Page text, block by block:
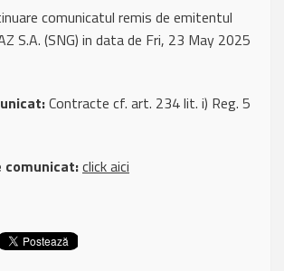
comunicatul remis de emitentul
S.A. (SNG) in data de Fri, 23 May 2025
Contracte cf. art. 234 lit. i) Reg. 5
comunicat:click aici